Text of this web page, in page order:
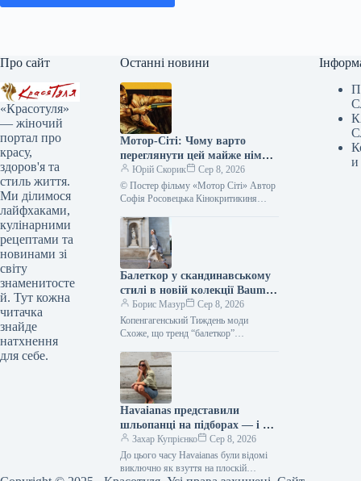
Про сайт
«Красотуля»
— жіночий
портал про
красу,
здоров'я та
стиль життя.
Ми ділимося
лайфхаками,
кулінарними
рецептами та
новинами зі
світу
знаменитосте
й. Тут кожна
читачка
знайде
натхнення
для себе.
Останні новини
Мотор-Сіті: Чому варто
переглянути цей майже німий
фільм у кінотеатрі – відео –
новини України
Юрій Скорик
Сер 8, 2026
© Постер фільму «Мотор Сіті» Автор
Софія Росовецька Кінокритикиня
головний актор серіалу «Джек…
Балеткор у скандинавському
стилі в новій колекції Baum
und Pferdgarten
Борис Мазур
Сер 8, 2026
Копенгагенський Тиждень моди
Схоже, що тренд “балеткор”
і це підтвердив данський бренд Baum
und…
Havaianas представили
шльопанці на підборах — і це
найдивовижніше взуття 2027
року
Захар Купрієнко
Сер 8, 2026
До цього часу Havaianas були відомі
виключно як взуття на плоскій
и